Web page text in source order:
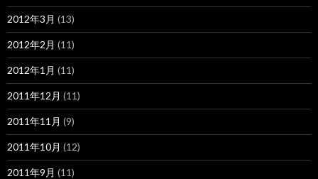
2012年3月 (13)
2012年2月 (11)
2012年1月 (11)
2011年12月 (11)
2011年11月 (9)
2011年10月 (12)
2011年9月 (11)